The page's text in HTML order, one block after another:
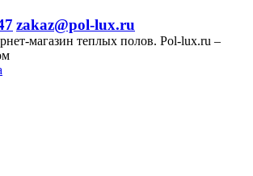
zakaz@pol-lux.ru
магазин теплых полов. Pol-lux.ru –